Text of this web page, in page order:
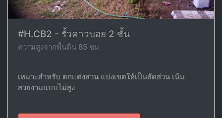
#H.CB2 - รั้วคาวบอย 2 ชั้น
ความสูงจากพื้นดิน 85 ซม
เหมาะสำหรับ ตกแต่งสวน แบ่งเขตให้เป็นสัดส่วน เน้น
สวยงามแบบไม่สูง